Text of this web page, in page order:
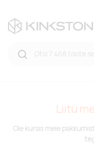
Liitu
Ole kursis meie